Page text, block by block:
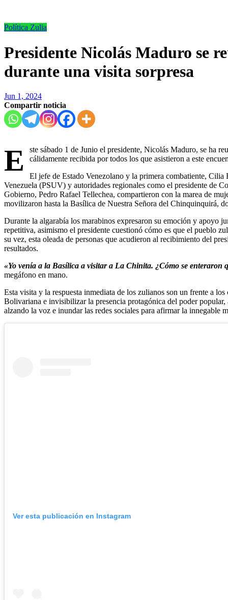
Política Zulia
Presidente Nicolás Maduro se
durante una visita sorpresa
Jun 1, 2024
Compartir noticia
E
ste sábado 1 de Junio el presidente, Nicolás Maduro, se ha
cálidamente recibida por todos los que asistieron a este
El jefe de Estado Venezolano y la primera combatiente,
Venezuela (PSUV) y autoridades regionales como el presidente de
Gobierno, Pedro Rafael Tellechea, compartieron con la marea de
movilizaron hasta la Basílica de Nuestra Señora del Chinquinquirá,
Durante la algarabía los marabinos expresaron su emoción y apoyo
repetitiva, asimismo el presidente cuestionó cómo es que el pueblo
su vez, esta oleada de personas que acudieron al recibimiento del
resultados.
«Yo venía a la Basílica a visitar a La Chinita. ¿Cómo se
megáfono en mano.
Esta visita y la respuesta inmediata de los zulianos son un frente a
Bolivariana e invisibilizar la presencia protagónica del poder
alzando la voz e inundar las redes sociales para afirmar la innegable
Ver esta publicación en Instagram